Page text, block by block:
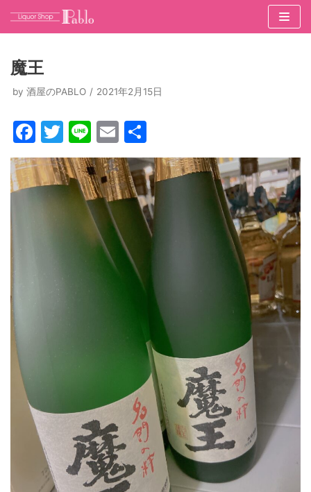
ン
テ
ン
へ
ス
キ
ッ
魔王
by 酒屋のPABLO 2021年2月15日
F
a
c
e
T
w
itt
er
Li
n
e
E
m
ai
l
有